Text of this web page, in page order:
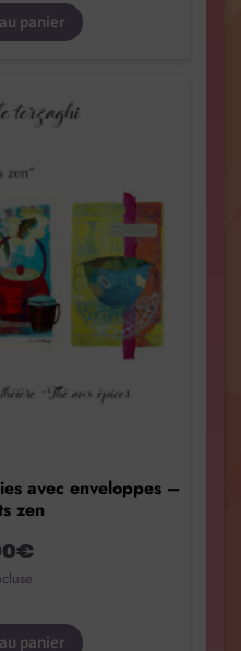
panier
avec enveloppes –
zen
€
panier